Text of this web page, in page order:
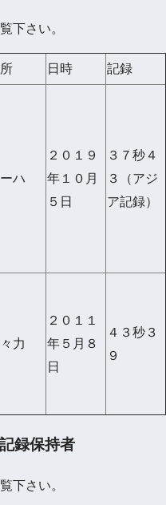
下さい。
日時 記録
ーハ
２０１９
年１０月
５日
３７秒４
３（アジ
ア記録）
力
２０１１
年５月８
日
４３秒３
９
録保持者
下さい。